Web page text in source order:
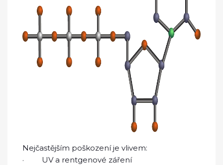
Nejčastějším poškození je vlivem:
· UV a rentgenové záření